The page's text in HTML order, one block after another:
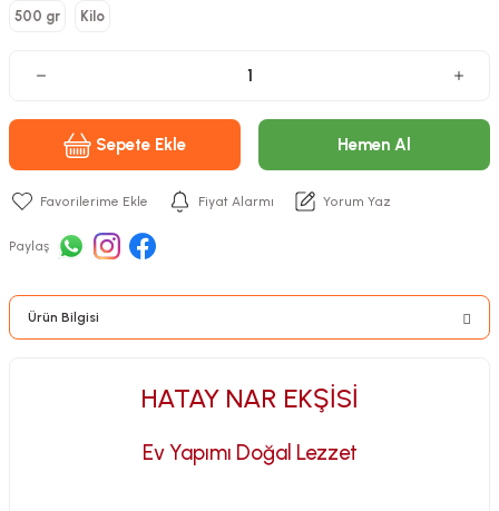
500 gr Kilo
Sepete Ekle Hemen Al
Fiyat Alarmı Yorum Yaz
Paylaş
Ürün Bilgisi
HATAY NAR EKŞİSİ
Ev Yapımı Doğal Lezzet